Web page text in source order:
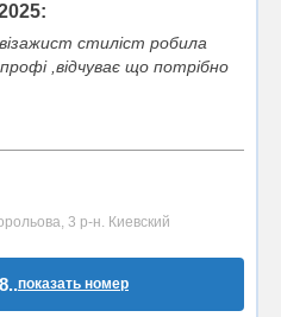
стиліст робила
,відчуває що потрібно
3 р-н. Киевский
показать номер